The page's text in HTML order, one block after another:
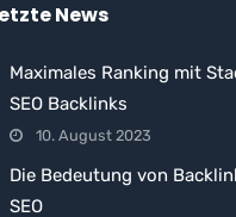
News
Maximales Ranking mit
SEO Backlinks
10. August 2023
Die Bedeutung von
SEO